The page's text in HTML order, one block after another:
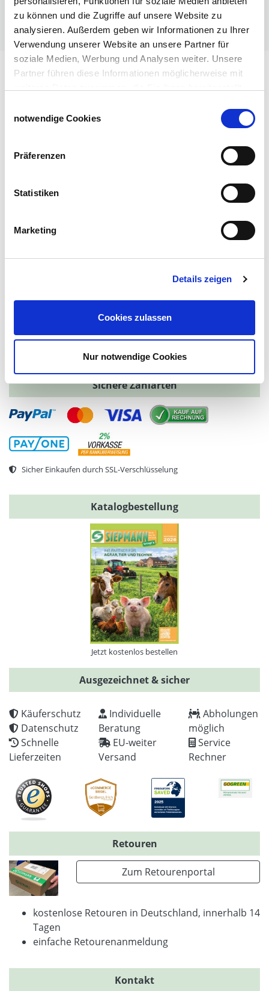
zu können und die Zugriffe auf unsere Website zu
analysieren. Außerdem geben wir Informationen zu Ihrer
Verwendung unserer Website an unsere Partner für
soziale Medien, Werbung und Analysen weiter. Unsere
Partner führen diese Informationen möglicherweise mit
gesammelt haben.
notwendige Cookies
Präferenzen
Statistiken
Marketing
Details zeigen
Cookies zulassen
Nur notwendige Cookies
Weidezaun für Hühner
Weitere nützliche Informationen / Themen
Unser Unternehmen
Fachmarkt für Agrar und Garten
Chronik
Fragen
Versandkosten
Zuverlässige Versandpartner
Sichere Zahlarten
Sicher Einkaufen durch SSL-Verschlüsselung
Katalogbestellung
Jetzt kostenlos bestellen
Ausgezeichnet & sicher
Käuferschutz
Datenschutz
Schnelle
Lieferzeiten
Individuelle
Beratung
EU-weiter
Versand
Abholungen
möglich
Service
Rechner
Retouren
Zum Retourenportal
kostenlose Retouren in Deutschland, innerhalb 14
Tagen
einfache Retourenanmeldung
Kontakt